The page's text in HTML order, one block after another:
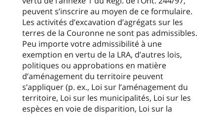
peuvent s’inscrire au moyen de ce formulaire.
Les activités d’excavation d’agrégats sur les
terres de la Couronne ne sont pas admissibles.
Peu importe votre admissibilité à une
exemption en vertu de la LRA, d’autres lois,
politiques ou approbations en matière
d’aménagement du territoire peuvent
s’appliquer (p. ex., Loi sur l’aménagement du
territoire, Loi sur les municipalités, Loi sur les
espèces en voie de disparition, Loi sur la